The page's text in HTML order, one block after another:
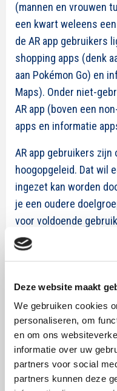
Deze website maakt
We gebruiken cookies
personaliseren, om
en om ons
informatie over uw
partners voor social
partners kunnen deze
(mannen en vrouwen
een kwart weleens
de AR app gebruikers
shopping apps (denk
aan Pokémon Go) en
Maps). Onder niet-
AR app (boven een
apps en informatie
AR app gebruikers zijn
hoogopgeleid. Dat wil
ingezet kan worden
je een oudere
voor voldoende
instructies in de app.
checklist die
inzetten voor jouw
tip: zorg ervoor dat je
als functionele waarde
is voor de consument.
het virtuele object er
AR in social media